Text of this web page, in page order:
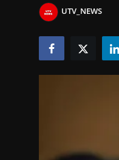
ESPIRITO SANTO
Economia
UTV_NEWS